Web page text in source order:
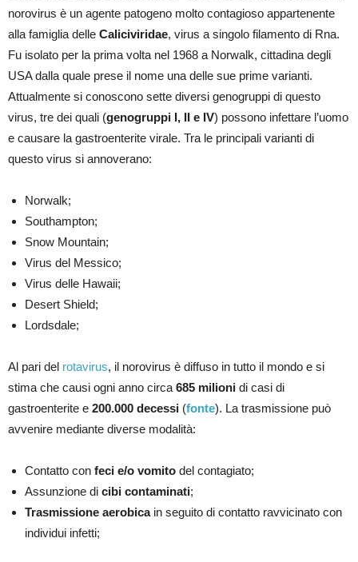
norovirus è un agente patogeno molto contagioso appartenente
alla famiglia delle Caliciviridae, virus a singolo filamento di Rna.
Fu isolato per la prima volta nel 1968 a Norwalk, cittadina degli
USA dalla quale prese il nome una delle sue prime varianti.
Attualmente si conoscono sette diversi genogruppi di questo
virus, tre dei quali (genogruppi I, II e IV) possono infettare l’uomo
e causare la gastroenterite virale. Tra le principali varianti di
questo virus si annoverano:
Norwalk;
Southampton;
Snow Mountain;
Virus del Messico;
Virus delle Hawaii;
Desert Shield;
Lordsdale;
Al pari del rotavirus, il norovirus è diffuso in tutto il mondo e si
stima che causi ogni anno circa 685 milioni di casi di
gastroenterite e 200.000 decessi (fonte). La trasmissione può
avvenire mediante diverse modalità:
Contatto con feci e/o vomito del contagiato;
Assunzione di cibi contaminati;
Trasmissione aerobicain seguito di contatto ravvicinato con
individui infetti;